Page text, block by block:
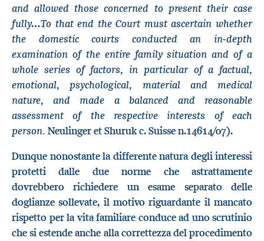
and allowed those concerned to present their case
fully…To that end the Court must ascertain whether
the domestic courts conducted an in-depth
examination of the entire family situation and of a
whole series of factors, in particular of a factual,
emotional, psychological, material and medical
nature, and made a balanced and reasonable
assessment of the respective interests of each
person. Neulinger et Shuruk c. Suisse n.14614/07).
Dunque nonostante la differente natura degli interessi
protetti dalle due norme che astrattamente
dovrebbero richiedere un esame separato delle
doglianze sollevate, il motivo riguardante il mancato
rispetto per la vita familiare conduce ad uno scrutinio
che si estende anche alla correttezza del procedimento